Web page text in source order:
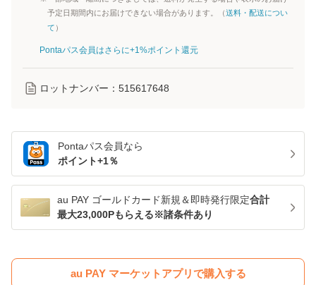
予定日期間内にお届けできない場合があります。（送料・配送につい
て ）
Pontaパス会員はさらに+1%ポイント還元
ロットナンバー： 515617648
Pontaパス会員なら
ポイント+1％
au PAY ゴールドカード新規＆即時発行限定合計
最大23,000Pもらえる※諸条件あり
au PAY マーケットアプリで購入する